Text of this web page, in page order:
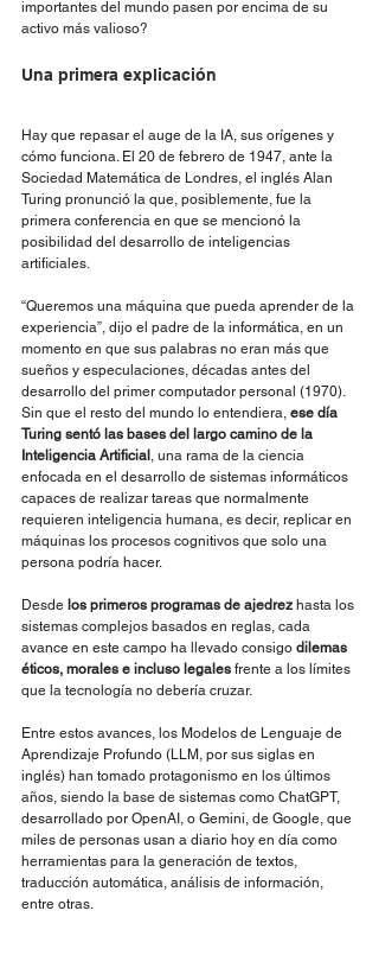
importantes del mundo pasen por encima de su
activo más valioso?
Una primera explicación
Hay que repasar el auge de la IA, sus orígenes y
cómo funciona. El 20 de febrero de 1947, ante la
Sociedad Matemática de Londres, el inglés Alan
Turing pronunció la que, posiblemente, fue la
primera conferencia en que se mencionó la
posibilidad del desarrollo de inteligencias
artificiales.
“Queremos una máquina que pueda aprender de la
experiencia”, dijo el padre de la informática, en un
momento en que sus palabras no eran más que
sueños y especulaciones, décadas antes del
desarrollo del primer computador personal (1970).
Sin que el resto del mundo lo entendiera, ese día
Turing sentó las bases del largo camino de la
Inteligencia Artificial , una rama de la ciencia
enfocada en el desarrollo de sistemas informáticos
capaces de realizar tareas que normalmente
requieren inteligencia humana, es decir, replicar en
máquinas los procesos cognitivos que solo una
persona podría hacer.
Desde los primeros programas de ajedrez hasta los
sistemas complejos basados en reglas, cada
avance en este campo ha llevado consigo dilemas
éticos, morales e incluso legales frente a los límites
que la tecnología no debería cruzar.
Entre estos avances, los Modelos de Lenguaje de
Aprendizaje Profundo (LLM, por sus siglas en
inglés) han tomado protagonismo en los últimos
años, siendo la base de sistemas como ChatGPT,
desarrollado por OpenAI, o Gemini, de Google, que
miles de personas usan a diario hoy en día como
herramientas para la generación de textos,
traducción automática, análisis de información,
entre otras.